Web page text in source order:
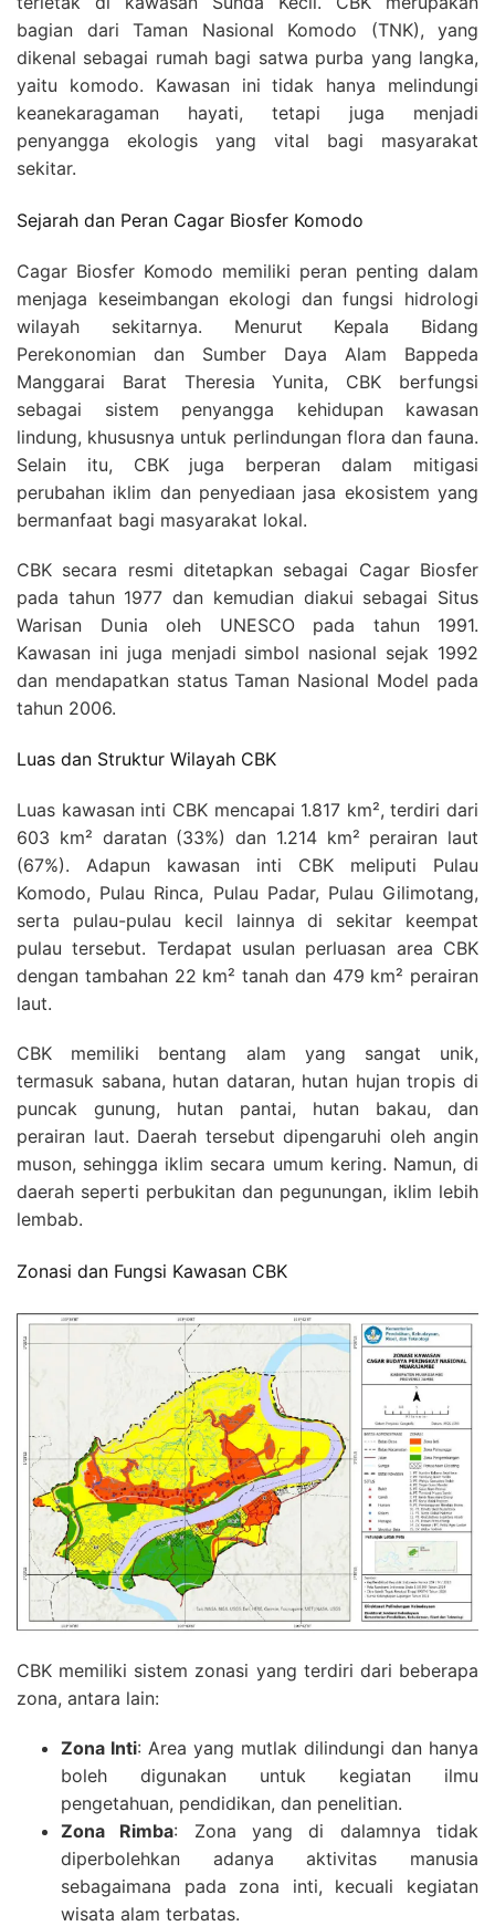
bagian dari Taman Nasional Komodo (TNK), yang
dikenal sebagai rumah bagi satwa purba yang langka,
yaitu komodo. Kawasan ini tidak hanya melindungi
keanekaragaman hayati, tetapi juga menjadi
penyangga ekologis yang vital bagi masyarakat
sekitar.
Sejarah dan Peran Cagar Biosfer Komodo
Cagar Biosfer Komodo memiliki peran penting dalam
menjaga keseimbangan ekologi dan fungsi hidrologi
wilayah sekitarnya. Menurut Kepala Bidang
Perekonomian dan Sumber Daya Alam Bappeda
Manggarai Barat Theresia Yunita, CBK berfungsi
sebagai sistem penyangga kehidupan kawasan
lindung, khususnya untuk perlindungan flora dan fauna.
Selain itu, CBK juga berperan dalam mitigasi
perubahan iklim dan penyediaan jasa ekosistem yang
bermanfaat bagi masyarakat lokal.
CBK secara resmi ditetapkan sebagai Cagar Biosfer
pada tahun 1977 dan kemudian diakui sebagai Situs
Warisan Dunia oleh UNESCO pada tahun 1991.
Kawasan ini juga menjadi simbol nasional sejak 1992
dan mendapatkan status Taman Nasional Model pada
tahun 2006.
Luas dan Struktur Wilayah CBK
Luas kawasan inti CBK mencapai 1.817 km², terdiri dari
603 km² daratan (33%) dan 1.214 km² perairan laut
(67%). Adapun kawasan inti CBK meliputi Pulau
Komodo, Pulau Rinca, Pulau Padar, Pulau Gilimotang,
serta pulau-pulau kecil lainnya di sekitar keempat
pulau tersebut. Terdapat usulan perluasan area CBK
dengan tambahan 22 km² tanah dan 479 km² perairan
laut.
CBK memiliki bentang alam yang sangat unik,
termasuk sabana, hutan dataran, hutan hujan tropis di
puncak gunung, hutan pantai, hutan bakau, dan
perairan laut. Daerah tersebut dipengaruhi oleh angin
muson, sehingga iklim secara umum kering. Namun, di
daerah seperti perbukitan dan pegunungan, iklim lebih
lembab.
Zonasi dan Fungsi Kawasan CBK
CBK memiliki sistem zonasi yang terdiri dari beberapa
zona, antara lain:
Zona Inti: Area yang mutlak dilindungi dan hanya
boleh digunakan untuk kegiatan ilmu
pengetahuan, pendidikan, dan penelitian.
Zona Rimba: Zona yang di dalamnya tidak
diperbolehkan adanya aktivitas manusia
sebagaimana pada zona inti, kecuali kegiatan
wisata alam terbatas.